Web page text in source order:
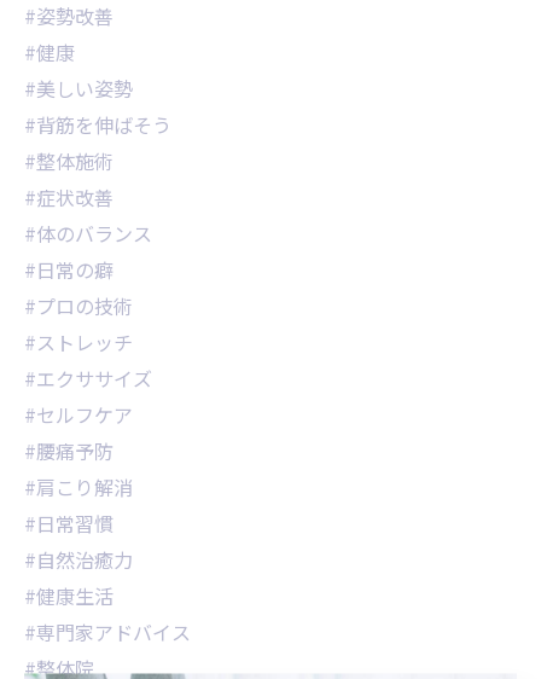
#姿勢改善
#健康
#美しい姿勢
#背筋を伸ばそう
#整体施術
#症状改善
#体のバランス
#日常の癖
#プロの技術
#ストレッチ
#エクササイズ
#セルフケア
#腰痛予防
#肩こり解消
#日常習慣
#自然治癒力
#健康生活
#専門家アドバイス
#整体院